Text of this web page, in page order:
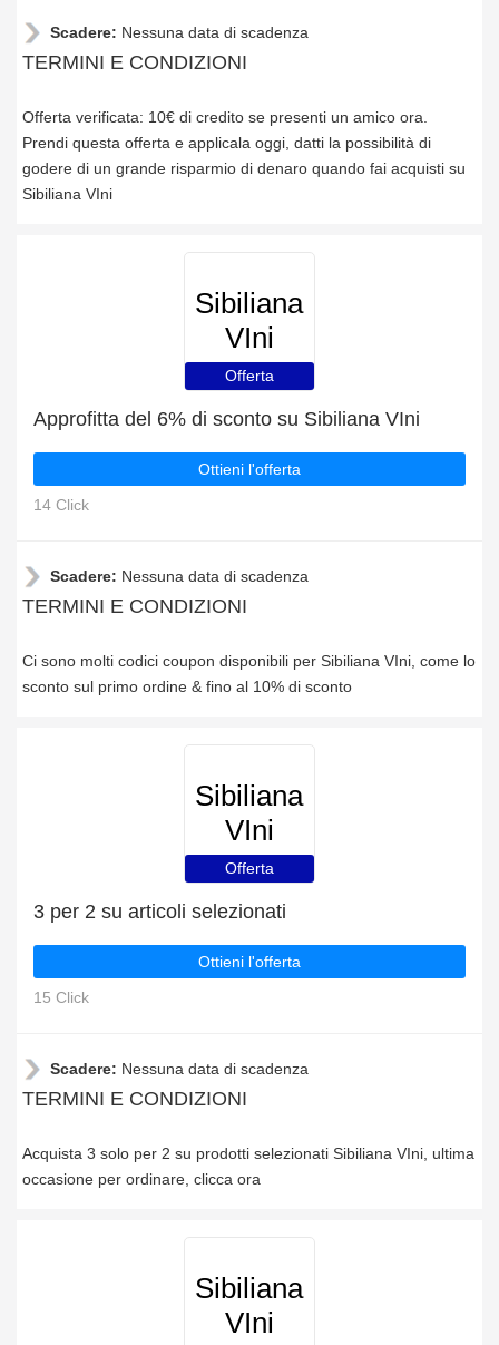
Scadere: Nessuna data di scadenza
TERMINI E CONDIZIONI
Offerta verificata: 10€ di credito se presenti un amico ora.
Prendi questa offerta e applicala oggi, datti la possibilità di
godere di un grande risparmio di denaro quando fai acquisti su
Sibiliana VIni
Sibiliana
VIni
Offerta
Approfitta del 6% di sconto su Sibiliana VIni
Ottieni l'offerta
14 Click
Scadere: Nessuna data di scadenza
TERMINI E CONDIZIONI
Ci sono molti codici coupon disponibili per Sibiliana VIni, come lo
sconto sul primo ordine & fino al 10% di sconto
Sibiliana
VIni
Offerta
3 per 2 su articoli selezionati
Ottieni l'offerta
15 Click
Scadere: Nessuna data di scadenza
TERMINI E CONDIZIONI
Acquista 3 solo per 2 su prodotti selezionati Sibiliana VIni, ultima
occasione per ordinare, clicca ora
Sibiliana
VIni